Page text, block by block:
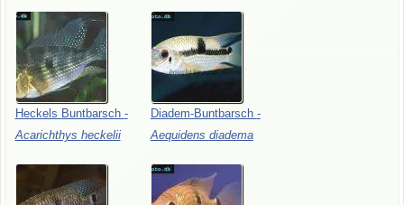
Heckels Buntbarsch -
Acarichthys heckelii
Diadem-Buntbarsch -
Aequidens diadema